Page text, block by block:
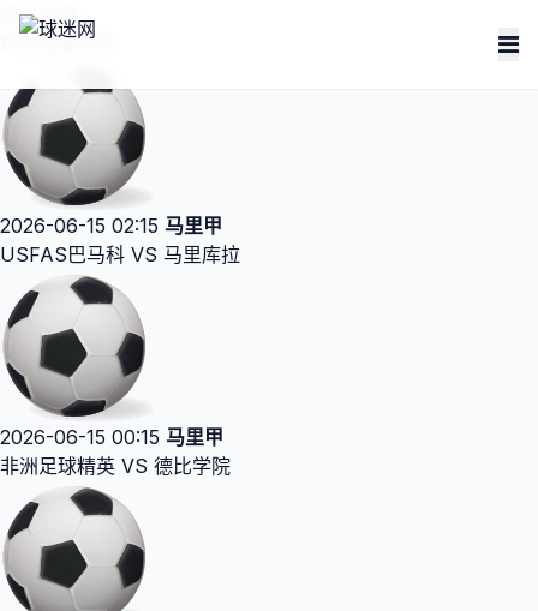
您的位置：
历史直播列表
2026-06-15 02:15 马里甲
USFAS巴马科 VS 马里库拉
2026-06-15 00:15 马里甲
非洲足球精英 VS 德比学院